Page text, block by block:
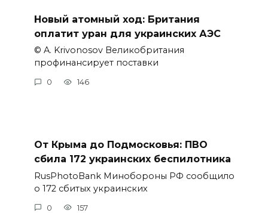
Новый атомный ход: Британия
оплатит уран для украинских АЭС
© A. Krivonosov Великобритания
профинансирует поставки
0 146
От Крыма до Подмосковья: ПВО
сбила 172 украинских беспилотника
RusPhotoBank Минобороны РФ сообщило
о 172 сбитых украинских
0 157